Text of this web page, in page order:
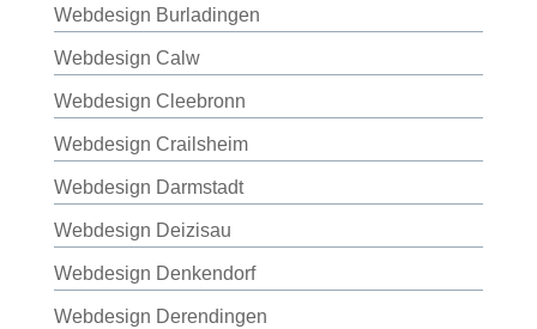
Webdesign Burladingen
Webdesign Calw
Webdesign Cleebronn
Webdesign Crailsheim
Webdesign Darmstadt
Webdesign Deizisau
Webdesign Denkendorf
Webdesign Derendingen